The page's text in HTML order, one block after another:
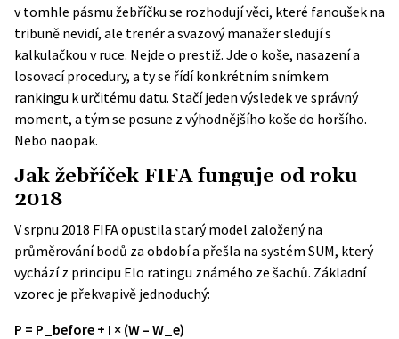
v tomhle pásmu žebříčku se rozhodují věci, které fanoušek na
tribuně nevidí, ale trenér a svazový manažer sledují s
kalkulačkou v ruce. Nejde o prestiž. Jde o koše, nasazení a
losovací procedury, a ty se řídí konkrétním snímkem
rankingu k určitému datu. Stačí jeden výsledek ve správný
moment, a tým se posune z výhodnějšího koše do horšího.
Nebo naopak.
Jak žebříček FIFA funguje od roku
2018
V srpnu 2018 FIFA opustila starý model založený na
průměrování bodů za období a přešla na systém SUM, který
vychází z principu Elo ratingu známého ze šachů. Základní
vzorec je překvapivě jednoduchý:
P = P_before + I × (W – W_e)